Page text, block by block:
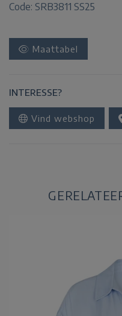
Code: SRB3811 SS25
Maattabel
INTERESSE?
Vind webshop